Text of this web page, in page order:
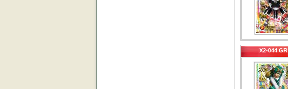
X2-044 GR